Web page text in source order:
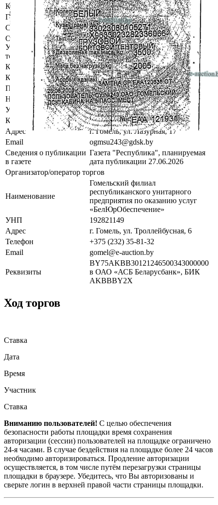
Коробка передач
Механическая
Год выпуска
2008
Состояние
Бывший в эксплуатации
Осмотр объекта
Участник электронных торгов обязан до начала электронных
торгов осмотреть предмет торгов ( п.2.4.3 Регламента)
Контактное лицо
Заказчик электронных торгов
Контакты
+375296769646
Продавец имущества
Наименование
ОАО "Гомельский ДСК"
УНП
400125487
Контакты
+375296769646
Адрес
г. Гомель, ул. Лазурная, 17
Email
ogmsu243@gdsk.by
Сведения о публикации
в газете
Газета "Республика", планируемая
дата публикации 27.06.2026
Организатор/оператор торгов
Наименование
Гомельский филиал
республиканского унитарного
предприятия по оказанию услуг
«БелЮрОбеспечение»
УНП
192821149
Адрес
г. Гомель, ул. Троллейбусная, 6
Телефон
+375 (232) 35-81-32
Email
gomel@e-auction.by
Реквизиты
BY75AKBB30121246500343000000
в ОАО «АСБ Беларусбанк», БИК
AKBBBY2X
Ход торгов
Ставка
Дата
Время
Участник
Ставка
Вниманию пользователей! С целью обеспечения
безопасности работы площадки время сохранения
авторизации (сессии) пользователей на площадке ограничено
24-я часами. В случае бездействия на площадке более 24 часов
необходимо авторизироваться. Продление авторизации
осуществляется, в том числе путём перезагрузки страницы
площадки в браузере. Убедитесь, что Вы авторизованы и
сверьте логин в верхней правой части страницы площадки.